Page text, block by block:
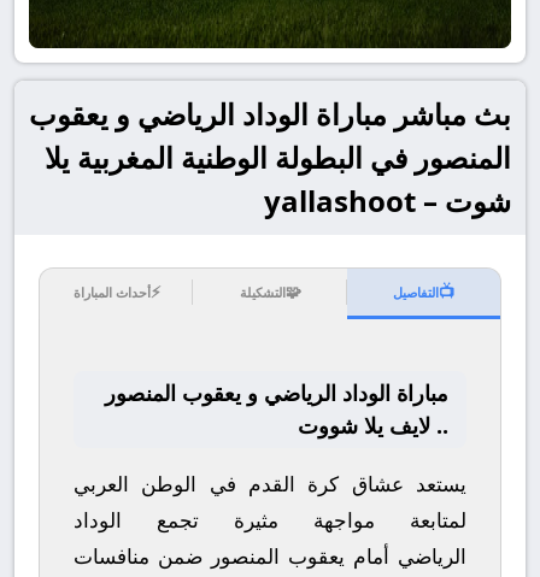
بث مباشر مباراة الوداد الرياضي و يعقوب
المنصور في البطولة الوطنية المغربية يلا
شوت – yallashoot
📺التفاصيل 🧩التشكيلة ⚡أحداث المباراة
مباراة الوداد الرياضي و يعقوب المنصور
.. لايف يلا شووت
يستعد عشاق كرة القدم في الوطن العربي
لمتابعة مواجهة مثيرة تجمع الوداد
الرياضي أمام يعقوب المنصور ضمن منافسات